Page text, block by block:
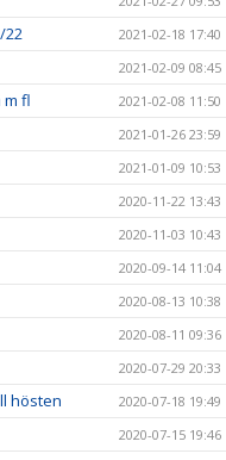
22 2021-02-18 17:40
2021-02-09 08:45
m fl 2021-02-08 11:50
2021-01-26 23:59
2021-01-09 10:53
2020-11-22 13:43
2020-11-03 10:43
2020-09-14 11:04
2020-08-13 10:38
2020-08-11 09:36
2020-07-29 20:33
hösten 2020-07-18 19:49
2020-07-15 19:46